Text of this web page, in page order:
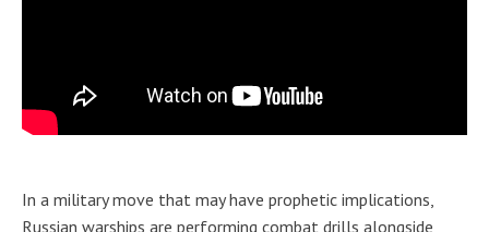
In a military move that may have prophetic implications,
Russian warships are performing combat drills alongside